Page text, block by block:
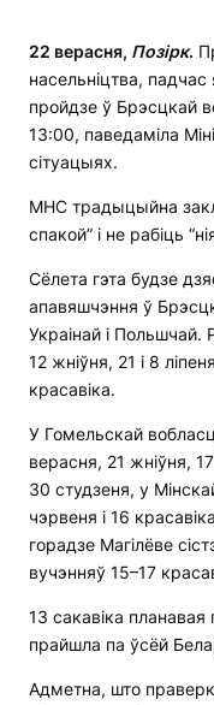
22 верасня, Позірк.
насельніцтва,
пройдзе ў Брэсцкай
13:00, паведаміла
сітуацыях.
МНС традыцыйна
спакой” і не рабіць
Сёлета гэта будзе
апавяшчэння ў
Украінай і Польшчай.
12 жніўня, 21 і 8
красавіка.
У Гомельскай
верасня, 21 жніўня,
30 студзеня, у
чэрвеня і 16
горадзе Магілёве
вучэнняў 15–17
13 сакавіка
прайшла па ўсёй
Адметна, што